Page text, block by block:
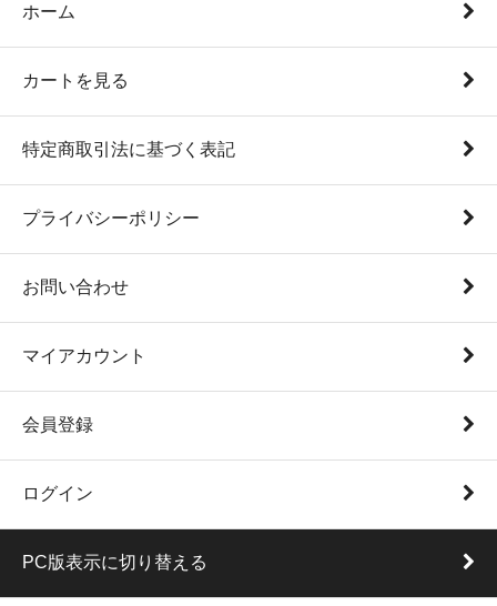
ホーム
カートを見る
特定商取引法に基づく表記
プライバシーポリシー
お問い合わせ
マイアカウント
会員登録
ログイン
PC版表示に切り替える